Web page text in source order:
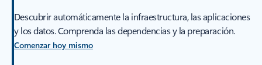
Descubrir automáticamente la infraestructura, las aplicaciones
y los datos. Comprenda las dependencias y la preparación.
Comenzar hoy mismo